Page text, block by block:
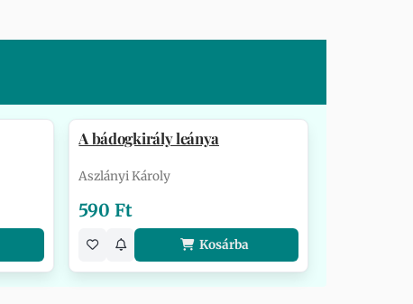
A bádogkirály leánya
Aszlányi Károly
590 Ft
Kosárba